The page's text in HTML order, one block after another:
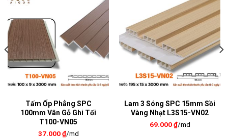
Tấm Ốp Phẳng SPC
100mm Vân Gỗ Ghi Tối
T100-VN05
37.000₫/md
Lam 3 Sóng SPC 15mm Sồi
Vàng Nhạt L3S15-VN02
69.000₫/md